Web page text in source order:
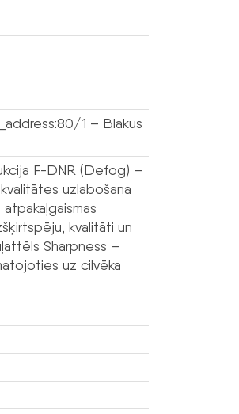
1 – Blakus
F-DNR (Defog) –
uzlabošana
kvalitāti un
Sharpness –
uz cilvēka